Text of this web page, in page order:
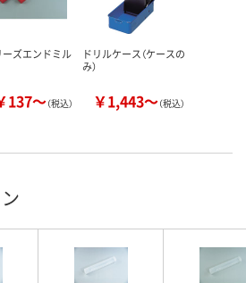
ーズエンドミル
137～（税込）
ドリルケース（ケースの
み）
￥1,443～（税込）